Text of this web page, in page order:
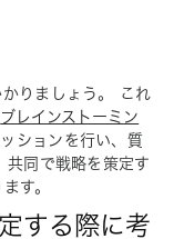
りましょう。 これ
ブレインストーミン
ションを行い、質
共同で戦略を策定す
す。
する際に考